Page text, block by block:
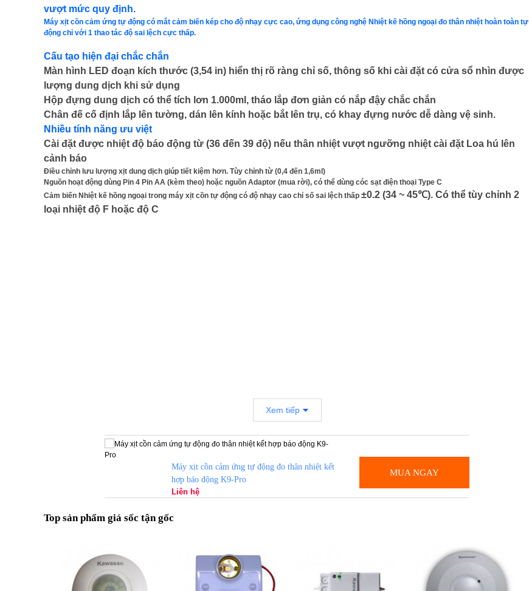
vượt mức quy định.
Máy xịt cồn cảm ứng tự động có mắt cảm biến kép cho độ nhạy cực cao, ứng dụng công nghệ Nhiệt kế hồng ngoại đo thân nhiệt hoàn toàn tự
động chỉ với 1 thao tác độ sai lệch cực thấp.
Cấu tạo hiện đại chắc chắn
Màn hình LED đoạn kích thước (3,54 in) hiển thị rõ ràng chỉ số, thông số khi cài đặt có cửa sổ nhìn được
lượng dung dịch khi sử dụng
Hộp đựng dung dịch có thể tích lơn 1.000ml, tháo lắp đơn giản có nắp đậy chắc chắn
Chân đế cố định lắp lên tường, dán lên kính hoặc bắt lên trụ, có khay đựng nước dễ dàng vệ sinh.
Nhiều tính năng ưu việt
Cài đặt được nhiệt độ báo động từ (36 đến 39 độ) nếu thân nhiệt vượt ngưỡng nhiệt cài đặt Loa hú lên
cảnh báo
Điều chỉnh lưu lượng xịt dung dịch giúp tiết kiệm hơn. Tùy chỉnh từ (0,4 đến 1,6ml)
Nguồn hoạt động dùng Pin 4 Pin AA (kèm theo) hoặc nguồn Adaptor (mua rời), có thể dùng cóc sạt điện thoại Type C
Cảm biến Nhiệt kế hồng ngoại trong máy xịt cồn tự động có độ nhạy cao chỉ số sai lệch thấp ±0.2 (34 ~ 45℃). Có thể tùy chỉnh 2
loại nhiệt độ F hoặc độ C
Xem tiếp
Máy xịt cồn cảm ứng tự động đo thân nhiệt kết
hợp báo động K9-Pro
Liên hệ
MUA NGAY
Top sản phẩm giá sốc tận gốc